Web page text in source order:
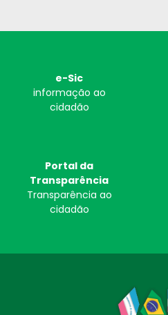
e-Sic
informação ao
cidadão
Portal da
Transparência
Transparência ao
cidadão